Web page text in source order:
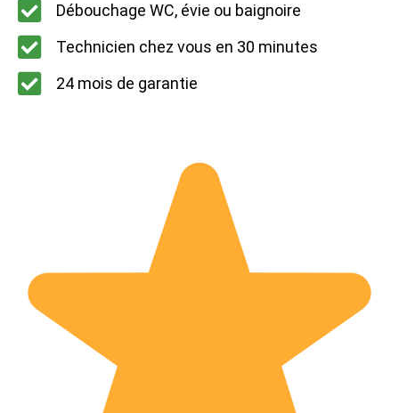
Débouchage WC, évie ou baignoire
Technicien chez vous en 30 minutes
24 mois de garantie